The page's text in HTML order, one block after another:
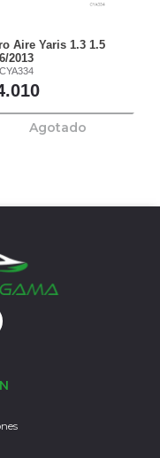
Aire Yaris 1.3 1.5
2013
Agotado